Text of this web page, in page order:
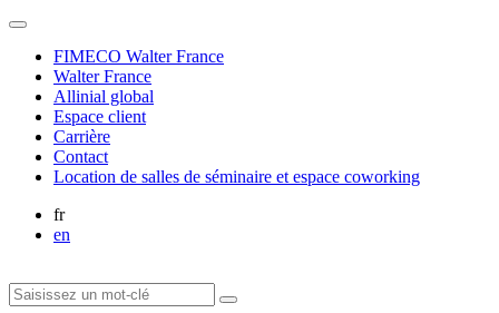
FIMECO Walter France
Walter France
Allinial global
Espace client
Carrière
Contact
Location de salles de séminaire et espace coworking
fr
en